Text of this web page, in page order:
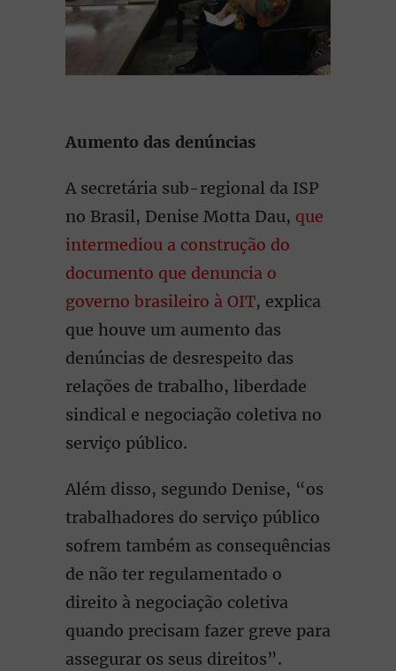
Aumento das denúncias
A secretária sub-regional da ISP
no Brasil, Denise Motta Dau, que
intermediou a construção do
documento que denuncia o
governo brasileiro à OIT, explica
que houve um aumento das
denúncias de desrespeito das
relações de trabalho, liberdade
sindical e negociação coletiva no
serviço público.
Além disso, segundo Denise, “os
trabalhadores do serviço público
sofrem também as consequências
de não ter regulamentado o
direito à negociação coletiva
quando precisam fazer greve para
assegurar os seus direitos”.